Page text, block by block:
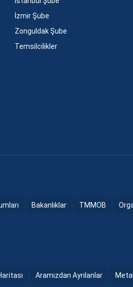
İzmir Şube
Zonguldak Şube
Temsilcilikler
Bakanlıklar TMMOB
Aramızdan Ayrılanlar